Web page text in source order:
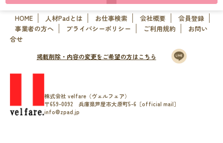
HOME 人材Padとは お仕事検索 会社概要
会員登録
事業者の方へ
プライバシーポリシー ご利用規約
お問い
合せ
掲載削除・内容の変更をご希望の方はこちら
株式会社 velfare（ヴェルフェア）
〒659-0092 兵庫県芦屋市大原町5-6［official mail］
info@zpad.jp